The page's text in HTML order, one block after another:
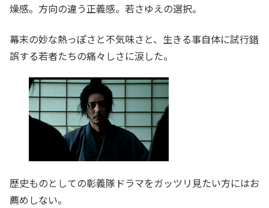
燥感。方向の違う正義感。若さゆえの選択。
幕末の妙な熱っぽさと不気味さと、生きる事自体に試行錯
誤する若者たちの痛々しさに涙した。
歴史ものとしての彰義隊ドラマをガッツリ見たい方にはお
薦めしない。